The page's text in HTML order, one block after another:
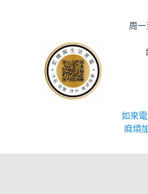
周一
如來電
麻煩加